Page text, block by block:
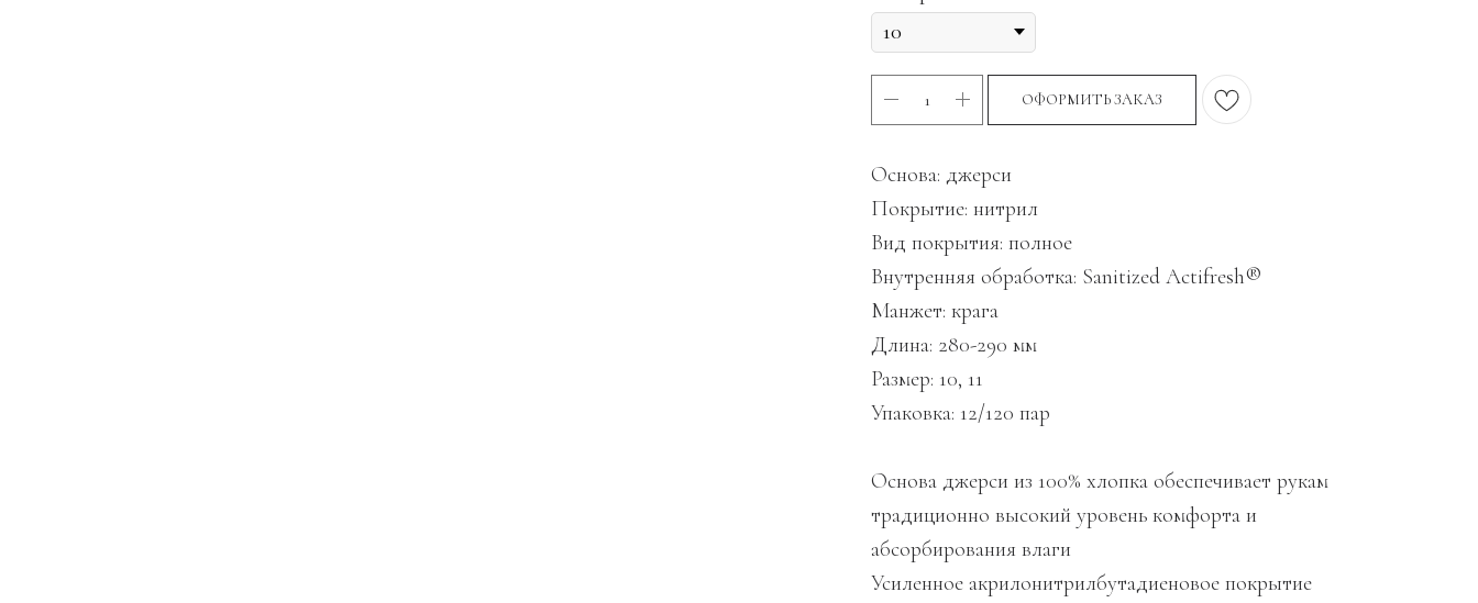
ОФОРМИТЬ ЗАКАЗ
Основа: джерси
Покрытие: нитрил
Вид покрытия: полное
Внутренняя обработка: Sanitized Actifresh®
Манжет: крага
Длина: 280-290 мм
Размер: 10, 11
Упаковка: 12/120 пар
Основа джерси из 100% хлопка обеспечивает рукам
традиционно высокий уровень комфорта и
абсорбирования влаги
Усиленное акрилонитрилбутадиеновое покрытие